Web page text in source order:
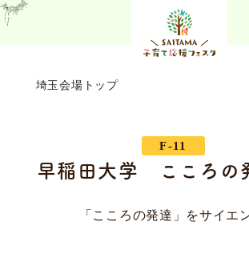
埼玉会場トップ
F-11
早稲田大学 こころの
「こころの発達」をサイエ